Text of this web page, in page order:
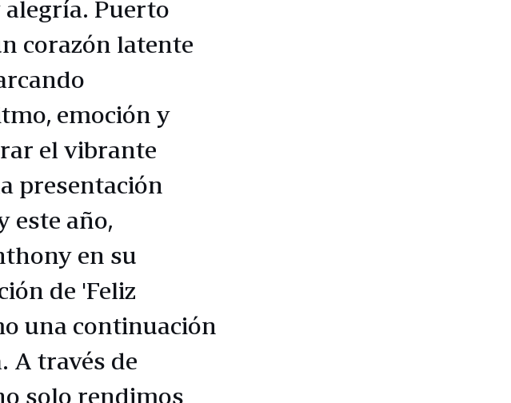
Puerto
corazón latente
emoción y
el vibrante
presentación
este año,
en su
de 'Feliz
una continuación
A través de
solo rendimos